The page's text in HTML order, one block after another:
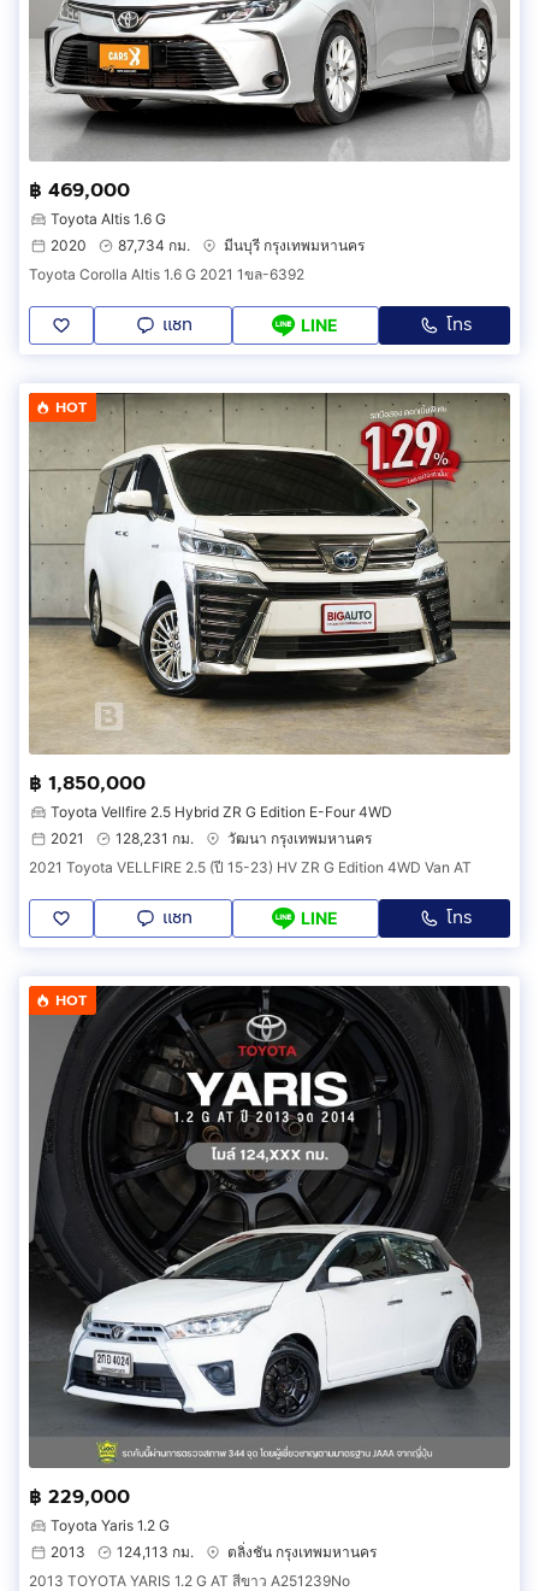
฿ 469,000
Toyota Altis 1.6 G
2020
87,734 กม.
มีนบุรี กรุงเทพมหานคร
Toyota Corolla Altis 1.6 G 2021 1ขล-6392
แชท LINE โทร
HOT
฿ 1,850,000
Toyota Vellfire 2.5 Hybrid ZR G Edition E-Four 4WD
2021
128,231 กม.
วัฒนา กรุงเทพมหานคร
2021 Toyota VELLFIRE 2.5 (ปี 15-23) HV ZR G Edition 4WD Van AT
แชท LINE โทร
HOT
฿ 229,000
Toyota Yaris 1.2 G
2013
124,113 กม.
ตลิ่งชัน กรุงเทพมหานคร
2013 TOYOTA YARIS 1.2 G AT สีขาว A251239No